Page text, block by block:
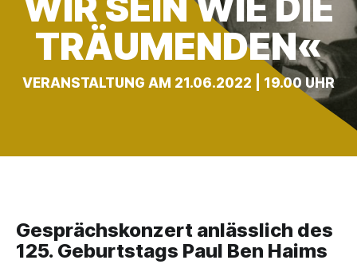
TRÄUMENDEN«
VERANSTALTUNG AM 21.06.2022 | 19.00 UHR
Gesprächskonzert anlässlich des
125. Geburtstags Paul Ben Haims